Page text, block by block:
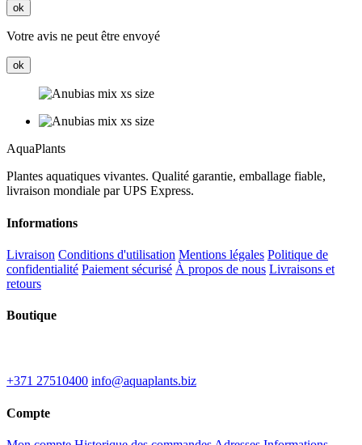
ok
Votre avis ne peut être envoyé
ok
AquaPlants
Plantes aquatiques vivantes. Qualité garantie, emballage fiable,
livraison mondiale par UPS Express.
Informations
Livraison Conditions d'utilisation Mentions légales Politique de
confidentialité Paiement sécurisé À propos de nous Livraisons et
retours
Boutique
+371 27510400 info@aquaplants.biz
Compte